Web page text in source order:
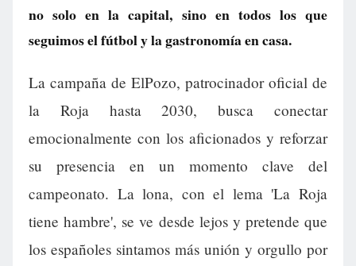
no solo en la capital, sino en todos los que
seguimos el fútbol y la gastronomía en casa.
La campaña de ElPozo, patrocinador oficial de
la Roja hasta 2030, busca conectar
emocionalmente con los aficionados y reforzar
su presencia en un momento clave del
campeonato. La lona, con el lema 'La Roja
tiene hambre', se ve desde lejos y pretende que
los españoles sintamos más unión y orgullo por